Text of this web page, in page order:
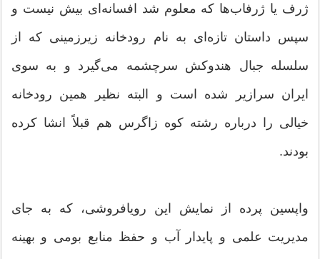
ژرف یا ژرفاب‌ها که معلوم شد افسانه‌ای بیش نیست و
سپس داستان تازه‌ای به نام رودخانه زیرزمینی که از
سلسله جبال هندوکش سرچشمه می‌گیرد و به سوی
ایران سرازیر شده است و البته نظیر همین رودخانه
خیالی را درباره رشته کوه زاگرس هم قبلاً انشا کرده
بودند.
واپسین پرده از نمایش این رویافروشی، که به جای
مدیریت علمی و پایدار آب و حفظ منابع بومی و بهینه